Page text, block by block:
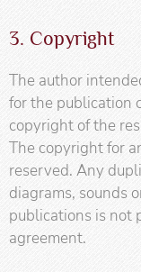
3. Copyright
The author
for the publication
copyright of the
The copyright for
reserved. Any
diagrams, sounds
publications is not
agreement.